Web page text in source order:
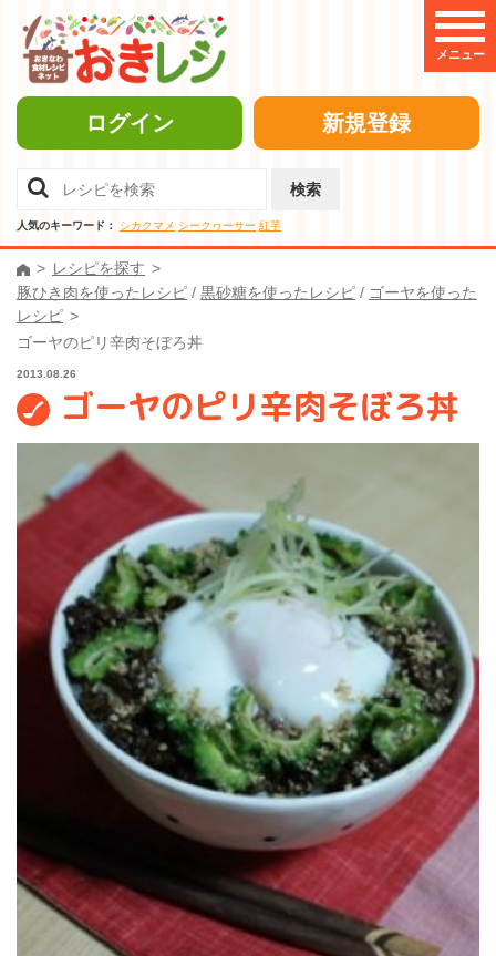
メニュー
ログイン 新規登録
検索
人気のキーワード： シカクマメ シークヮーサー 紅芋
レシピを探す
豚ひき肉を使ったレシピ / 黒砂糖を使ったレシピ / ゴーヤを使った
レシピ
ゴーヤのピリ辛肉そぼろ丼
2013.08.26
ゴーヤのピリ辛肉そぼろ丼